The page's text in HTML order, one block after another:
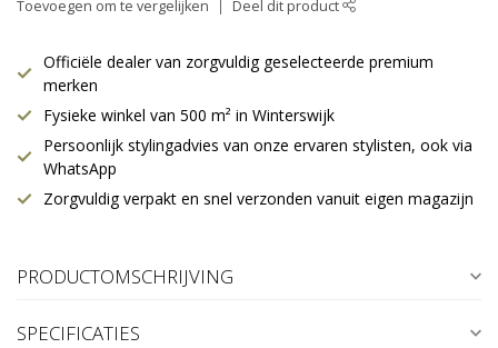
Toevoegen om te vergelijken Deel dit product
Officiële dealer van zorgvuldig geselecteerde premium
merken
Fysieke winkel van 500 m² in Winterswijk
Persoonlijk stylingadvies van onze ervaren stylisten, ook via
WhatsApp
Zorgvuldig verpakt en snel verzonden vanuit eigen magazijn
PRODUCTOMSCHRIJVING
SPECIFICATIES